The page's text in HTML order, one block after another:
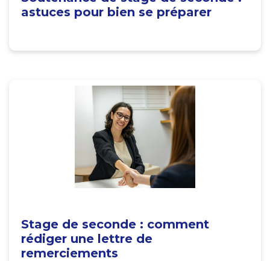
astuces pour bien se préparer
Stage de seconde : comment
rédiger une lettre de
remerciements